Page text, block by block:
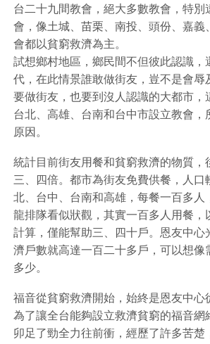
台二十九間教會，絕大多數教會，特別
會，像土城、苗栗、南投、頭份、嘉義
會都以貧窮救濟為主。
試想鄉村地區，鄉民間不但彼此認識，
代，在此情景誰敢做街友，豈不是會辱
要做街友，也要到沒人認識的大都市，
台北、高雄、台南和台中市設立教會，
原因。
統計目前街友用餐和貧窮救濟的物質，
三、四倍。都市為街友免費供餐，人口
北、台中、台南和高雄，每餐一百多人
龍排隊看似狀觀，其實一百多人用餐，
計算，僅能幫助三、四十戶。恩友中心
濟戶數就高達一百二十多戶，可以想像
多少。
福音從貧窮救濟開始，始終是恩友中心
為了讓全台能夠設立救濟貧窮的福音網
卯足了勁全力往前衝，經歷了許多苦楚